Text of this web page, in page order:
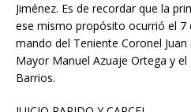
Jiménez. Es de recordar que la
ese mismo propósito ocurrió el 7
mando del Teniente Coronel
Mayor Manuel Azuaje Ortega y
Barrios.